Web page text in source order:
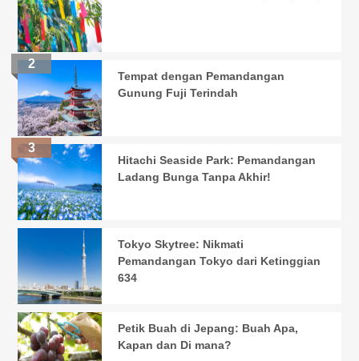
Tempat dengan Pemandangan
Gunung Fuji Terindah
Hitachi Seaside Park: Pemandangan
Ladang Bunga Tanpa Akhir!
Tokyo Skytree: Nikmati
Pemandangan Tokyo dari Ketinggian
634
Petik Buah di Jepang: Buah Apa,
Kapan dan Di mana?